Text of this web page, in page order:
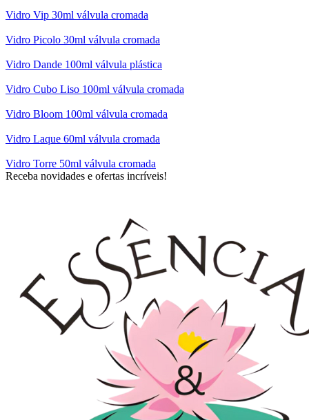
Vidro Vip 30ml válvula cromada
Vidro Picolo 30ml válvula cromada
Vidro Dande 100ml válvula plástica
Vidro Cubo Liso 100ml válvula cromada
Vidro Bloom 100ml válvula cromada
Vidro Laque 60ml válvula cromada
Vidro Torre 50ml válvula cromada
Receba novidades e ofertas incríveis!